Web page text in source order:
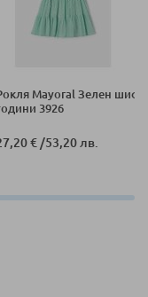
Mayoral Зелен
3926
€/53,20 лв.